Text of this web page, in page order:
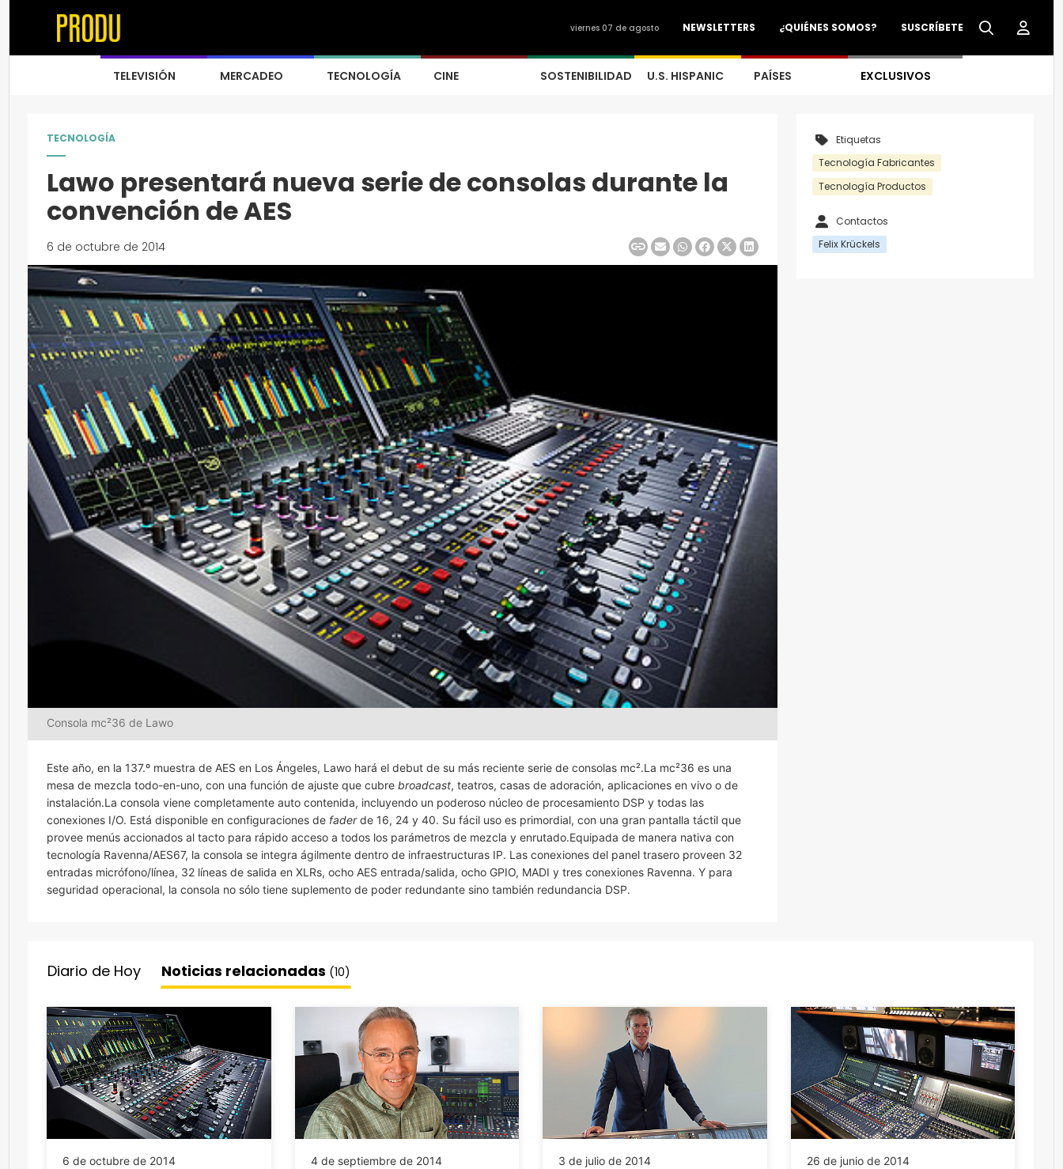
SUSCRÍBETE
¿QUIÉNES SOMOS?
NEWSLETTERS
viernes 07 de agosto
TELEVISIÓN MERCADEO TECNOLOGÍA CINE SOSTENIBILIDAD U.S. HISPANIC PAÍSES EXCLUSIVOS
TECNOLOGÍA
Lawo presentará nueva serie de consolas durante la
convención de AES
6 de octubre de 2014
Consola mc²36 de Lawo
Este año, en la 137.º muestra de AES en Los Ángeles, Lawo hará el debut de su más reciente serie de consolas mc².La mc²36 es una
mesa de mezcla todo-en-uno, con una función de ajuste que cubre broadcast, teatros, casas de adoración, aplicaciones en vivo o de
instalación.La consola viene completamente auto contenida, incluyendo un poderoso núcleo de procesamiento DSP y todas las
conexiones I/O. Está disponible en configuraciones de faderde 16, 24 y 40. Su fácil uso es primordial, con una gran pantalla táctil que
provee menús accionados al tacto para rápido acceso a todos los parámetros de mezcla y enrutado.Equipada de manera nativa con
tecnología Ravenna/AES67, la consola se integra ágilmente dentro de infraestructuras IP. Las conexiones del panel trasero proveen 32
entradas micrófono/línea, 32 líneas de salida en XLRs, ocho AES entrada/salida, ocho GPIO, MADI y tres conexiones Ravenna. Y para
seguridad operacional, la consola no sólo tiene suplemento de poder redundante sino también redundancia DSP.
Etiquetas
Tecnología Fabricantes
Tecnología Productos
Contactos
Felix Krückels
Diario de Hoy Noticias relacionadas (10)
6 de octubre de 2014 4 de septiembre de 2014 3 de julio de 2014 26 de junio de 2014